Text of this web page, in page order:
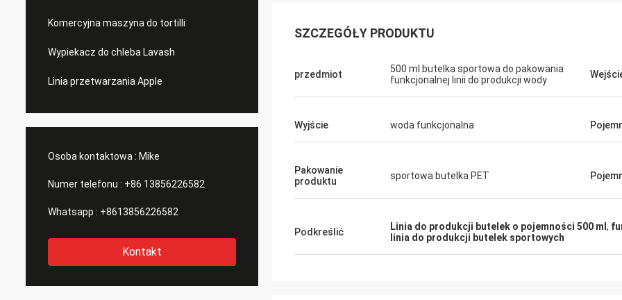
Komercyjna maszyna do tortilli
Wypiekacz do chleba Lavash
Linia przetwarzania Apple
Osoba kontaktowa : Mike
Numer telefonu : +86 13856226582
Whatsapp : +8613856226582
Kontakt
SZCZEGÓŁY PRODUKTU
przedmiot
500 ml butelka sportowa do pakowania
funkcjonalnej linii do produkcji wody
Wyjście woda funkcjonalna
Pakowanie
produktu
sportowa butelka PET
Podkreślić Linia do produkcji butelek o pojemności 500 ml ,
linia do produkcji butelek sportowych